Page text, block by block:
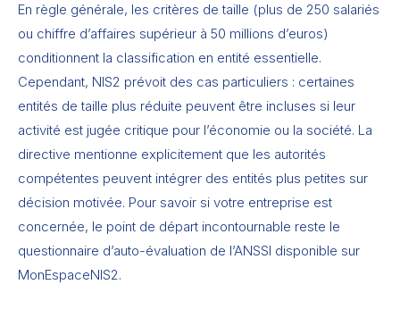
En règle générale, les critères de taille (plus de 250 salariés
ou chiffre d’affaires supérieur à 50 millions d’euros)
conditionnent la classification en entité essentielle.
Cependant, NIS2 prévoit des cas particuliers : certaines
entités de taille plus réduite peuvent être incluses si leur
activité est jugée critique pour l’économie ou la société. La
directive mentionne explicitement que les autorités
compétentes peuvent intégrer des entités plus petites sur
décision motivée. Pour savoir si votre entreprise est
concernée, le point de départ incontournable reste le
questionnaire d’auto-évaluation de l’ANSSI disponible sur
MonEspaceNIS2.